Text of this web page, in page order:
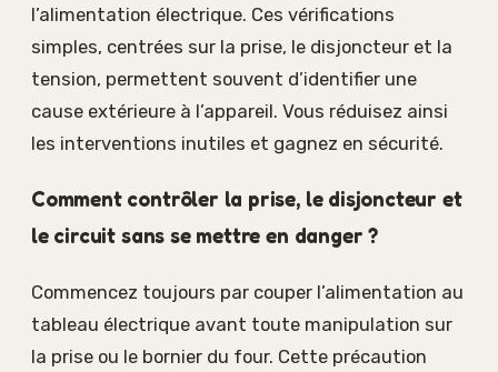
l’alimentation électrique. Ces vérifications
simples, centrées sur la prise, le disjoncteur et la
tension, permettent souvent d’identifier une
cause extérieure à l’appareil. Vous réduisez ainsi
les interventions inutiles et gagnez en sécurité.
Comment contrôler la prise, le disjoncteur et
le circuit sans se mettre en danger ?
Commencez toujours par couper l’alimentation au
tableau électrique avant toute manipulation sur
la prise ou le bornier du four. Cette précaution